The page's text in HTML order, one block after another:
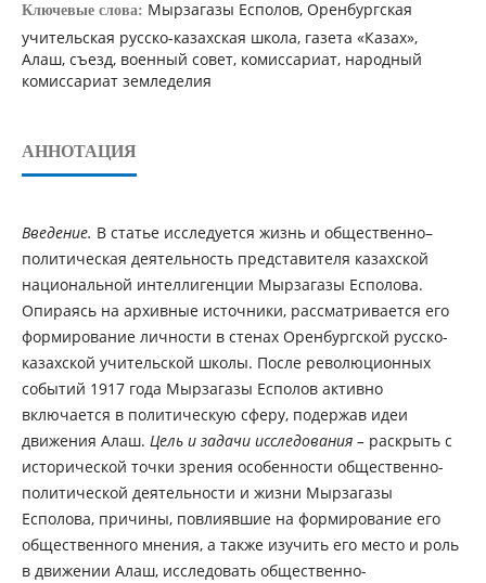
Ключевые слова: Мырзагазы Есполов, Оренбургская
учительская русско-казахская школа, газета «Казах»,
Алаш, съезд, военный совет, комиссариат, народный
комиссариат земледелия
АННОТАЦИЯ
Введение. В статье исследуется жизнь и общественно–
политическая деятельность представителя казахской
национальной интеллигенции Мырзагазы Есполова.
Опираясь на архивные источники, рассматривается его
формирование личности в стенах Оренбургской русско-
казахской учительской школы. После революционных
событий 1917 года Мырзагазы Есполов активно
включается в политическую сферу, подержав идеи
движения Алаш. Цель и задачи исследования –раскрыть с
исторической точки зрения особенности общественно-
политической деятельности и жизни Мырзагазы
Есполова, причины, повлиявшие на формирование его
общественного мнения, а также изучить его место и роль
в движении Алаш, исследовать общественно-